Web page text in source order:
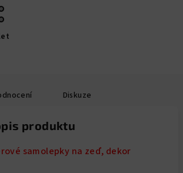
Diskuze
produktu
samolepky na zeď, dekor